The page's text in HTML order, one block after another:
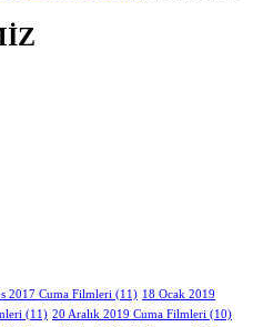
2017 Cuma Filmleri (11) 18 Ocak 2019
(11) 20 Aralık 2019 Cuma Filmleri (10)